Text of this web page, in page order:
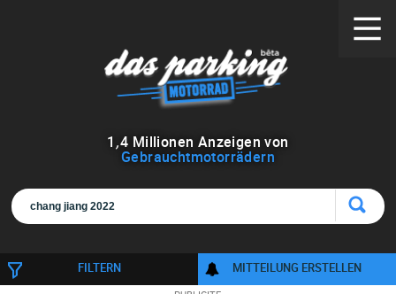
1 ,4 Millionen Anzeigen von
Gebrauchtmotorrädern
FILTERN MITTEILUNG ERSTELLEN